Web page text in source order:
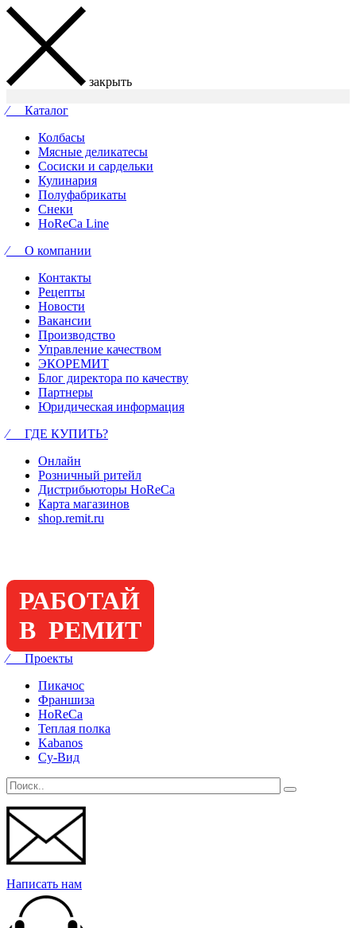
закрыть
⁄ Каталог
Колбасы
Мясные деликатесы
Сосиски и сардельки
Кулинария
Полуфабрикаты
Снеки
HoReCa Line
⁄ О компании
Контакты
Рецепты
Новости
Вакансии
Производство
Управление качеством
ЭКОРЕМИТ
Блог директора по качеству
Партнеры
Юридическая информация
⁄ ГДЕ КУПИТЬ?
Онлайн
Розничный ритейл
Дистрибьюторы HoReCa
Карта магазинов
shop.remit.ru
РАБОТАЙ
В РЕМИТ
⁄ Проекты
Пикачос
Франшиза
HoReCa
Теплая полка
Kabanos
Су-Вид
Написать нам